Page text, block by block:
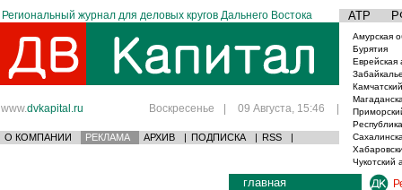
Региональный журнал для деловых кругов Дальнего Востока АТР
www.dvkapital.ru Воскресенье | 09 Августа, 15:46 |
О КОМПАНИИ РЕКЛАМА АРХИВ | ПОДПИСКА | RSS |
Амурская
Бурятия
Еврейская
Чукотский
главная